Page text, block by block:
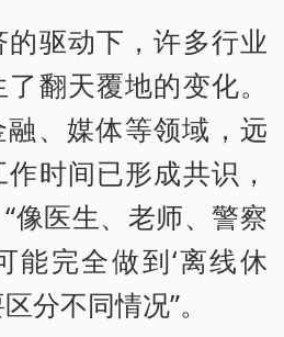
驱动下，许多行业
翻天覆地的变化。
、媒体等领域，远
时间已形成共识，
像医生、老师、警察
能完全做到‘离线休
分不同情况”。